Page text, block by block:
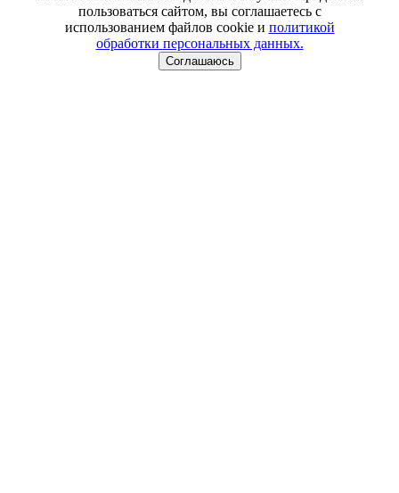
пользоваться сайтом, вы соглашаетесь с
использованием файлов cookie и политикой
обработки персональных данных.
Соглашаюсь